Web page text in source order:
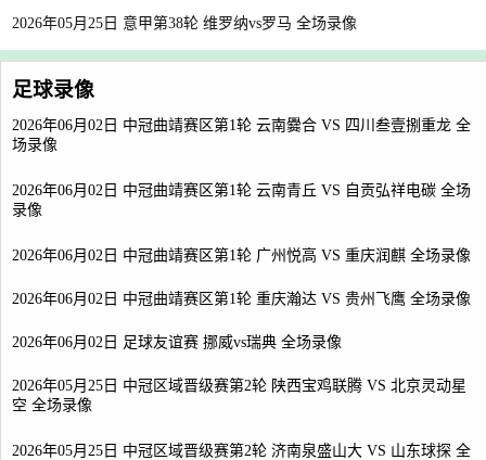
2026年05月25日 意甲第38轮 维罗纳vs罗马 全场录像
足球录像
2026年06月02日 中冠曲靖赛区第1轮 云南爨合 VS 四川叁壹捌重龙 全
场录像
2026年06月02日 中冠曲靖赛区第1轮 云南青丘 VS 自贡弘祥电碳 全场
录像
2026年06月02日 中冠曲靖赛区第1轮 广州悦高 VS 重庆润麒 全场录像
2026年06月02日 中冠曲靖赛区第1轮 重庆瀚达 VS 贵州飞鹰 全场录像
2026年06月02日 足球友谊赛 挪威vs瑞典 全场录像
2026年05月25日 中冠区域晋级赛第2轮 陕西宝鸡联腾 VS 北京灵动星
空 全场录像
2026年05月25日 中冠区域晋级赛第2轮 济南泉盛山大 VS 山东球探 全